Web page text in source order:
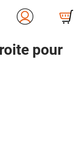
pour